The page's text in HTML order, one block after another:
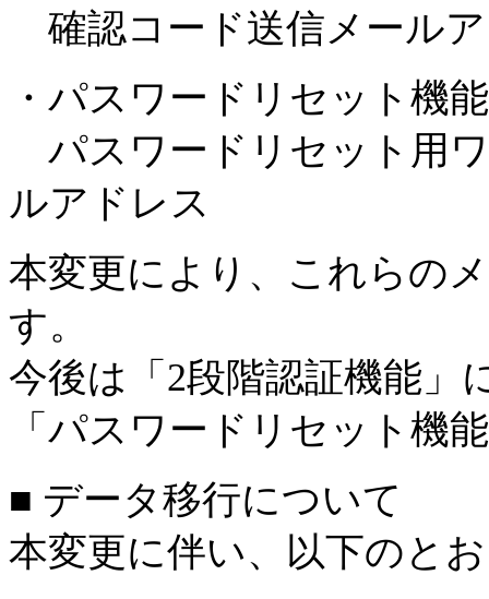
確認コード送信メール
・パスワードリセット機能
パスワードリセット用
ルアドレス
本変更により、これらの
す。
今後は「2段階認証機能」
「パスワードリセット機
■ データ移行について
本変更に伴い、以下のと